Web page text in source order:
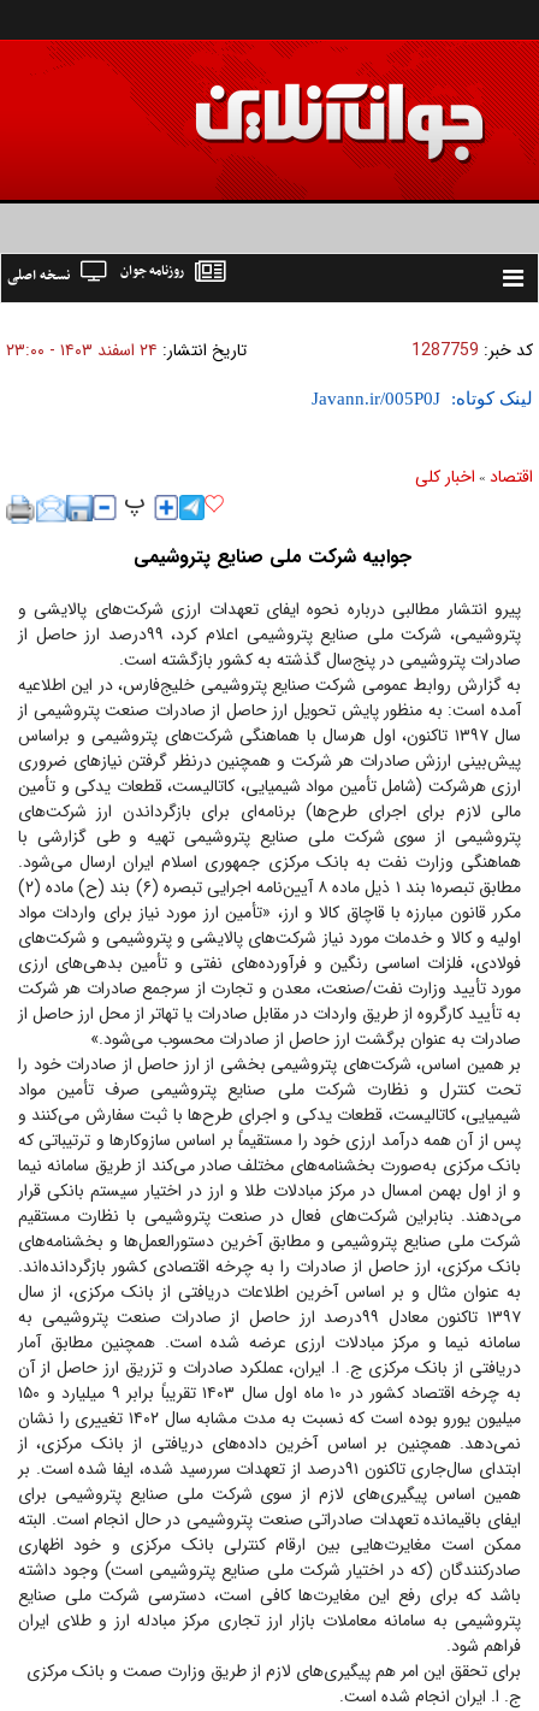
Toggle
نسخه اصلی روزنامه جوان
کد خبر: 1287759 تاریخ انتشار: ۲۴ اسفند ۱۴۰۳ - ۲۳:۰۰
لینک کوتاه:
اقتصاد » اخبار کلی
جوابیه شرکت ملی صنایع پتروشیمی
پیرو انتشار مطالبی درباره نحوه ایفای تعهدات ارزی شرکت‌های پالایشی و
پتروشیمی، شرکت ملی صنایع پتروشیمی اعلام کرد، ۹۹درصد ارز حاصل از
صادرات پتروشیمی در پنج‌سال گذشته به کشور بازگشته است.
به گزارش روابط عمومی شرکت صنایع پتروشیمی خلیج‌فارس، در این اطلاعیه
آمده است: به منظور پایش تحویل ارز حاصل از صادرات صنعت پتروشیمی از
سال ۱۳۹۷ تاکنون، اول هرسال با هماهنگی شرکت‌های پتروشیمی و براساس
پیش‌بینی ارزش صادرات هر شرکت و همچنین درنظر گرفتن نیاز‌های ضروری
ارزی هرشرکت (شامل تأمین مواد شیمیایی، کاتالیست، قطعات یدکی و تأمین
مالی لازم برای اجرای طرح‌ها) برنامه‌ای برای بازگرداندن ارز شرکت‌های
پتروشیمی از سوی شرکت ملی صنایع پتروشیمی تهیه و طی گزارشی با
هماهنگی وزارت نفت به بانک مرکزی جمهوری اسلام ایران ارسال می‌شود.
مطابق تبصره۱ بند ۱ ذیل ماده ۸ آیین‌نامه اجرایی تبصره (۶) بند (ح) ماده (۲)
مکرر قانون مبارزه با قاچاق کالا و ارز، «تأمین ارز مورد نیاز برای واردات مواد
اولیه و کالا و خدمات مورد نیاز شرکت‌های پالایشی و پتروشیمی و شرکت‌های
فولادی، فلزات اساسی رنگین و فرآورده‌های نفتی و تأمین بدهی‌های ارزی
مورد تأیید وزارت نفت/صنعت، معدن و تجارت از سرجمع صادرات هر شرکت
به تأیید کارگروه از طریق واردات در مقابل صادرات یا تهاتر از محل ارز حاصل از
صادرات به عنوان برگشت ارز حاصل از صادرات محسوب می‌شود.»
بر همین اساس، شرکت‌های پتروشیمی بخشی از ارز حاصل از صادرات خود را
تحت کنترل و نظارت شرکت ملی صنایع پتروشیمی صرف تأمین مواد
شیمیایی، کاتالیست، قطعات یدکی و اجرای طرح‌ها با ثبت سفارش می‌کنند و
پس از آن همه درآمد ارزی خود را مستقیماً بر اساس سازوکار‌ها و ترتیباتی که
بانک مرکزی به‌صورت بخشنامه‌های مختلف صادر می‌کند از طریق سامانه نیما
و از اول بهمن امسال در مرکز مبادلات طلا و ارز در اختیار سیستم بانکی قرار
می‌دهند. بنابراین شرکت‌های فعال در صنعت پتروشیمی با نظارت مستقیم
شرکت ملی صنایع پتروشیمی و مطابق آخرین دستورالعمل‌ها و بخشنامه‌های
بانک مرکزی، ارز حاصل از صادرات را به چرخه اقتصادی کشور بازگردانده‌اند.
به عنوان مثال و بر اساس آخرین اطلاعات دریافتی از بانک مرکزی، از سال
۱۳۹۷ تاکنون معادل ۹۹درصد ارز حاصل از صادرات صنعت پتروشیمی به
سامانه نیما و مرکز مبادلات ارزی عرضه شده است. همچنین مطابق آمار
دریافتی از بانک مرکزی ج. ا. ایران، عملکرد صادرات و تزریق ارز حاصل از آن
به چرخه اقتصاد کشور در ۱۰ ماه اول سال ۱۴۰۳ تقریباً برابر ۹ میلیارد و ۱۵۰
میلیون یورو بوده است که نسبت به مدت مشابه سال ۱۴۰۲ تغییری را نشان
نمی‌دهد. همچنین بر اساس آخرین داده‌های دریافتی از بانک مرکزی، از
ابتدای سال‌جاری تاکنون ۹۱درصد از تعهدات سررسید شده، ایفا شده است. بر
همین اساس پیگیری‌های لازم از سوی شرکت ملی صنایع پتروشیمی برای
ایفای باقیمانده تعهدات صادراتی صنعت پتروشیمی در حال انجام است. البته
ممکن است مغایرت‌هایی بین ارقام کنترلی بانک مرکزی و خود اظهاری
صادرکنندگان (که در اختیار شرکت ملی صنایع پتروشیمی است) وجود داشته
باشد که برای رفع این مغایرت‌ها کافی است، دسترسی شرکت ملی صنایع
پتروشیمی به سامانه معاملات بازار ارز تجاری مرکز مبادله ارز و طلای ایران
فراهم شود.
برای تحقق این امر هم پیگیری‌های لازم از طریق وزارت صمت و بانک مرکزی
ج. ا. ایران انجام شده است.